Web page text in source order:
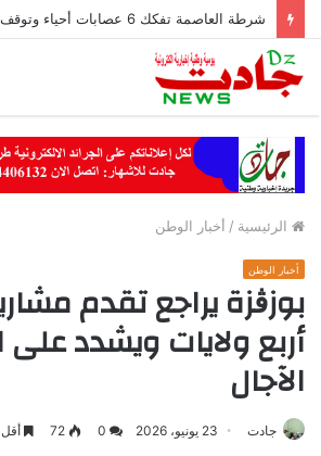
شرطة العاصمة تفكك 6 عصابات أحياء وتوقف 42 شخصًا
الرئيسية / أخبار الوطن
أخبار الوطن
بوزڨزة يراجع تقدم
أربع ولايات ويشدد على
الآجال
جادت 23 يونيو، 2026 0
72